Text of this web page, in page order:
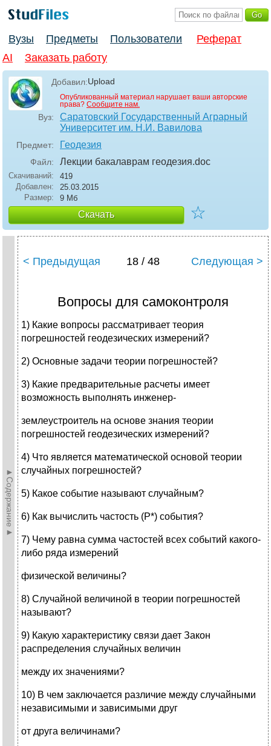
Вузы Предметы Пользователи
Реферат
AI
Заказать работу
Добавил:Upload
Опубликованный материал нарушает ваши авторские
права? Сообщите нам.
Вуз:
Саратовский Государственный Аграрный
Университет им. Н.И. Вавилова
Предмет: Геодезия
Файл: Лекции бакалаврам геодезия.doc
Скачиваний:
419
Добавлен:
25.03.2015
Размер:
9 Мб
Скачать ☆
►Содержание►
< Предыдущая 18 / 48 Следующая >
Вопросы для самоконтроля
1) Какие вопросы рассматривает теория
погрешностей геодезических измерений?
2) Основные задачи теории погрешностей?
3) Какие предварительные расчеты имеет
возможность выполнять инженер-
землеустроитель на основе знания теории
погрешностей геодезических измерений?
4) Что является математической основой теории
случайных погрешностей?
5) Какое событие называют случайным?
6) Как вычислить частость (Р*) события?
7) Чему равна сумма частостей всех событий какого-
либо ряда измерений
физической величины?
8) Случайной величиной в теории погрешностей
называют?
9) Какую характеристику связи дает Закон
распределения случайных величин
между их значениями?
10) В чем заключается различие между случайными
независимыми и зависимыми друг
от друга величинами?